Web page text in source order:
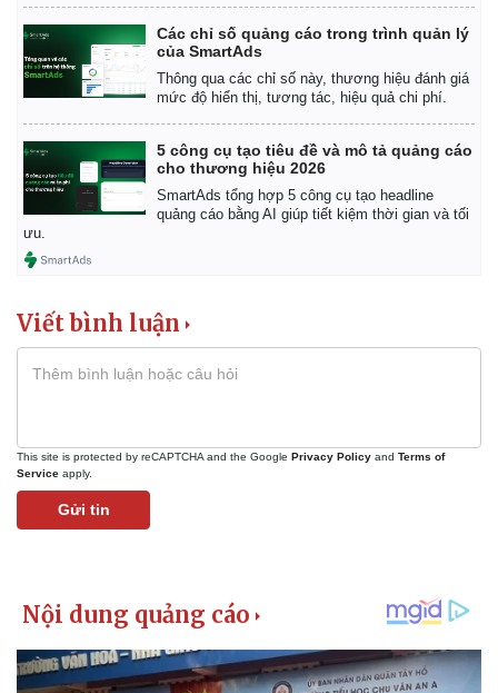
Các chỉ số quảng cáo trong trình quản lý
của SmartAds
Thông qua các chỉ số này, thương hiệu đánh giá
mức độ hiển thị, tương tác, hiệu quả chi phí.
5 công cụ tạo tiêu đề và mô tả quảng cáo
cho thương hiệu 2026
SmartAds tổng hợp 5 công cụ tạo headline
quảng cáo bằng AI giúp tiết kiệm thời gian và tối
ưu.
Viết bình luận
This site is protected by reCAPTCHA and the Google Privacy Policy and Terms of
Service apply.
Gửi tin